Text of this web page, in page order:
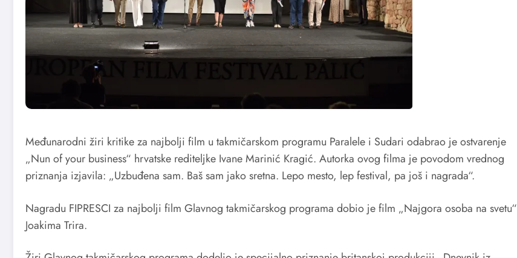
Međunarodni žiri kritike za najbolji film u takmičarskom programu Paralele i Sudari odabrao je ostvarenje
„Nun of your business“ hrvatske rediteljke Ivane Marinić Kragić. Autorka ovog filma je povodom vrednog
priznanja izjavila: „Uzbuđena sam. Baš sam jako sretna. Lepo mesto, lep festival, pa još i nagrada“.
Nagradu FIPRESCI za najbolji film Glavnog takmičarskog programa dobio je film „Najgora osoba na svetu“
Joakima Trira.